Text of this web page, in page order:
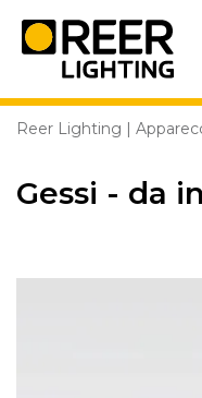
content
Reer Lighting |
Gessi - da